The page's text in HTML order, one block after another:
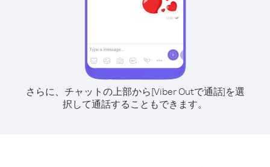
さらに、チャットの上部から[Viber Outで通話]を選
択して通話することもできます。